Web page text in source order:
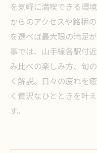
を気軽に満喫できる環
からのアクセスや銘柄
を選べば最大限の満足
事では、山手線各駅付
み比べの楽しみ方、旬
く解説。日々の疲れを
く贅沢なひとときを叶
す。